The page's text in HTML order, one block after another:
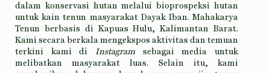
dalam konservasi hutan melalui bioprospeksi hutan
untuk kain tenun masyarakat Dayak Iban. Mahakarya
Tenun berbasis di Kapuas Hulu, Kalimantan Barat.
Kami secara berkala mengekspos aktivitas dan temuan
terkini kami di
Instagram sebagai media untuk
melibatkan masyarakat luas. Selain itu, kami